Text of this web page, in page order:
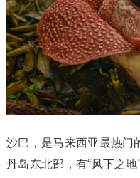
沙巴，是马来西亚最热门
丹岛东北部，有“风下之